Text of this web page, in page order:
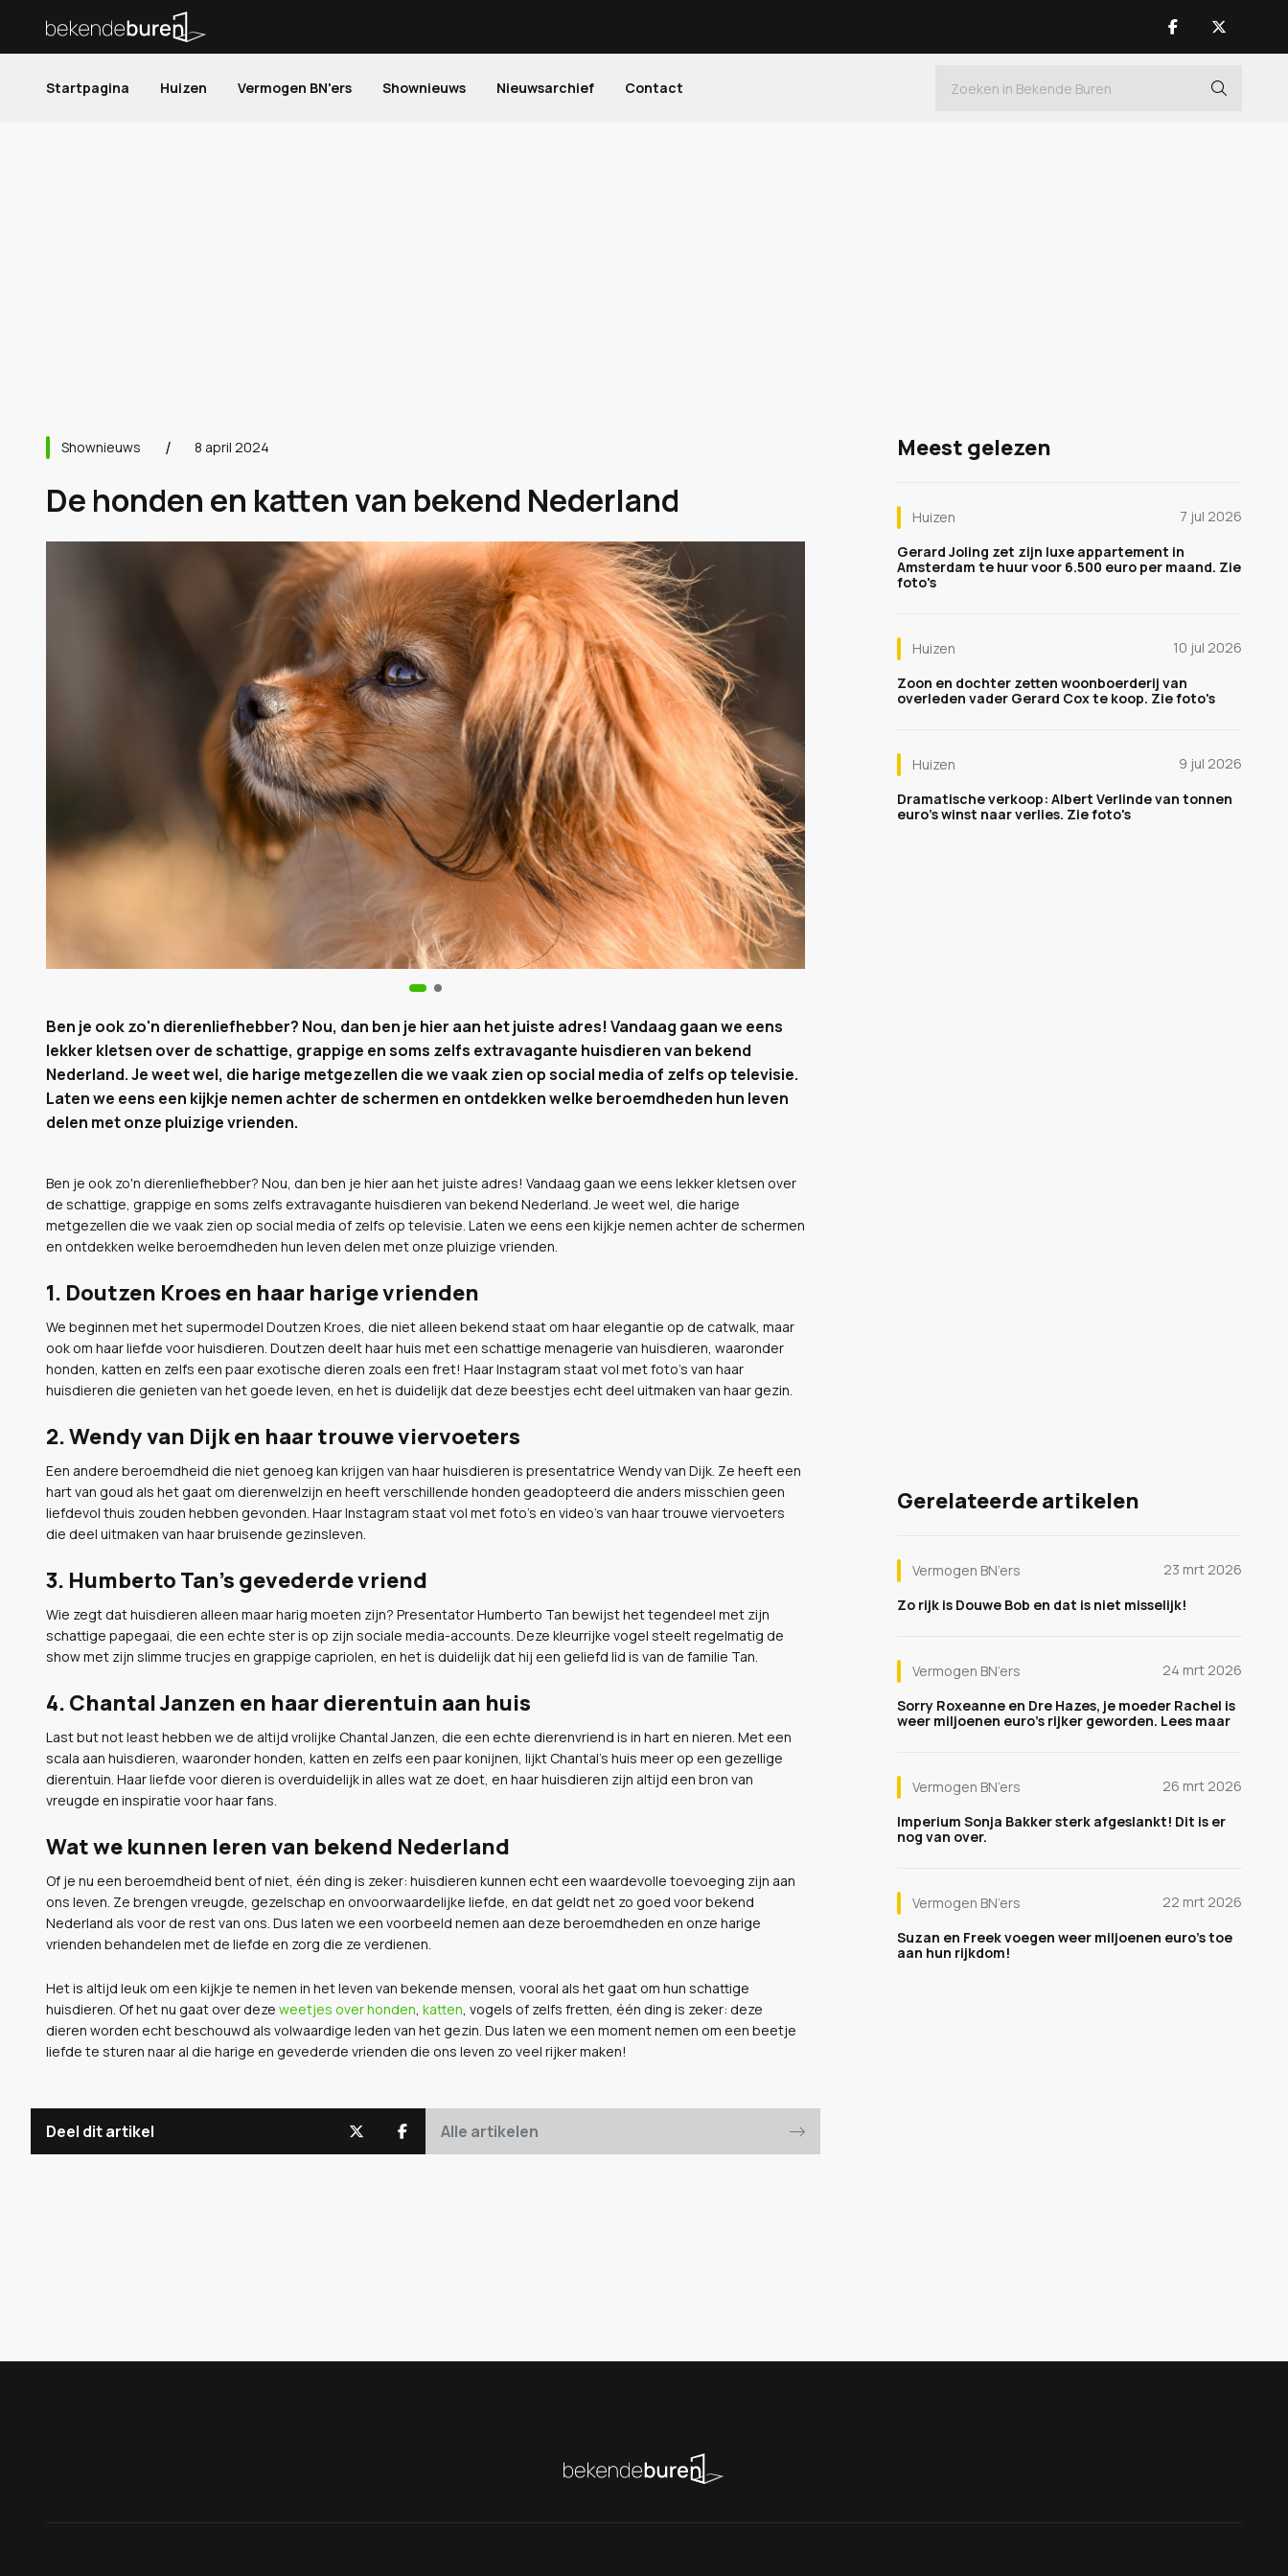
Startpagina Huizen Vermogen BN'ers Shownieuws Nieuwsarchief Contact
Shownieuws 8 april 2024
De honden en katten van bekend Nederland
Ben je ook zo'n dierenliefhebber? Nou, dan ben je hier aan het juiste adres! Vandaag gaan we eens
lekker kletsen over de schattige, grappige en soms zelfs extravagante huisdieren van bekend
Nederland. Je weet wel, die harige metgezellen die we vaak zien op social media of zelfs op televisie.
Laten we eens een kijkje nemen achter de schermen en ontdekken welke beroemdheden hun leven
delen met onze pluizige vrienden.
Ben je ook zo'n dierenliefhebber? Nou, dan ben je hier aan het juiste adres! Vandaag gaan we eens lekker kletsen over
de schattige, grappige en soms zelfs extravagante huisdieren van bekend Nederland. Je weet wel, die harige
metgezellen die we vaak zien op social media of zelfs op televisie. Laten we eens een kijkje nemen achter de schermen
en ontdekken welke beroemdheden hun leven delen met onze pluizige vrienden.
1. Doutzen Kroes en haar harige vrienden
We beginnen met het supermodel Doutzen Kroes, die niet alleen bekend staat om haar elegantie op de catwalk, maar
ook om haar liefde voor huisdieren. Doutzen deelt haar huis met een schattige menagerie van huisdieren, waaronder
honden, katten en zelfs een paar exotische dieren zoals een fret! Haar Instagram staat vol met foto's van haar
huisdieren die genieten van het goede leven, en het is duidelijk dat deze beestjes echt deel uitmaken van haar gezin.
2. Wendy van Dijk en haar trouwe viervoeters
Een andere beroemdheid die niet genoeg kan krijgen van haar huisdieren is presentatrice Wendy van Dijk. Ze heeft een
hart van goud als het gaat om dierenwelzijn en heeft verschillende honden geadopteerd die anders misschien geen
liefdevol thuis zouden hebben gevonden. Haar Instagram staat vol met foto's en video's van haar trouwe viervoeters
die deel uitmaken van haar bruisende gezinsleven.
3. Humberto Tan's gevederde vriend
Wie zegt dat huisdieren alleen maar harig moeten zijn? Presentator Humberto Tan bewijst het tegendeel met zijn
schattige papegaai, die een echte ster is op zijn sociale media-accounts. Deze kleurrijke vogel steelt regelmatig de
show met zijn slimme trucjes en grappige capriolen, en het is duidelijk dat hij een geliefd lid is van de familie Tan.
4. Chantal Janzen en haar dierentuin aan huis
Last but not least hebben we de altijd vrolijke Chantal Janzen, die een echte dierenvriend is in hart en nieren. Met een
scala aan huisdieren, waaronder honden, katten en zelfs een paar konijnen, lijkt Chantal's huis meer op een gezellige
dierentuin. Haar liefde voor dieren is overduidelijk in alles wat ze doet, en haar huisdieren zijn altijd een bron van
vreugde en inspiratie voor haar fans.
Wat we kunnen leren van bekend Nederland
Of je nu een beroemdheid bent of niet, één ding is zeker: huisdieren kunnen echt een waardevolle toevoeging zijn aan
ons leven. Ze brengen vreugde, gezelschap en onvoorwaardelijke liefde, en dat geldt net zo goed voor bekend
Nederland als voor de rest van ons. Dus laten we een voorbeeld nemen aan deze beroemdheden en onze harige
vrienden behandelen met de liefde en zorg die ze verdienen.
Het is altijd leuk om een kijkje te nemen in het leven van bekende mensen, vooral als het gaat om hun schattige
huisdieren. Of het nu gaat over deze weetjes over honden katten , vogels of zelfs fretten, één ding is zeker: deze
dieren worden echt beschouwd als volwaardige leden van het gezin. Dus laten we een moment nemen om een beetje
liefde te sturen naar al die harige en gevederde vrienden die ons leven zo veel rijker maken!
Deel dit artikel Alle artikelen
Meest gelezen
Huizen
7 jul 2026
Gerard Joling zet zijn luxe appartement in
Amsterdam te huur voor 6.500 euro per maand. Zie
foto's
Huizen
10 jul 2026
Zoon en dochter zetten woonboerderij van
overleden vader Gerard Cox te koop. Zie foto's
Huizen
9 jul 2026
Dramatische verkoop: Albert Verlinde van tonnen
euro's winst naar verlies. Zie foto's
Gerelateerde artikelen
Vermogen BN’ers
23 mrt 2026
Zo rijk is Douwe Bob en dat is niet misselijk!
Vermogen BN’ers
24 mrt 2026
Sorry Roxeanne en Dre Hazes, je moeder Rachel is
weer miljoenen euro's rijker geworden. Lees maar
Vermogen BN’ers
26 mrt 2026
Imperium Sonja Bakker sterk afgeslankt! Dit is er
nog van over.
Vermogen BN’ers
22 mrt 2026
Suzan en Freek voegen weer miljoenen euro's toe
aan hun rijkdom!